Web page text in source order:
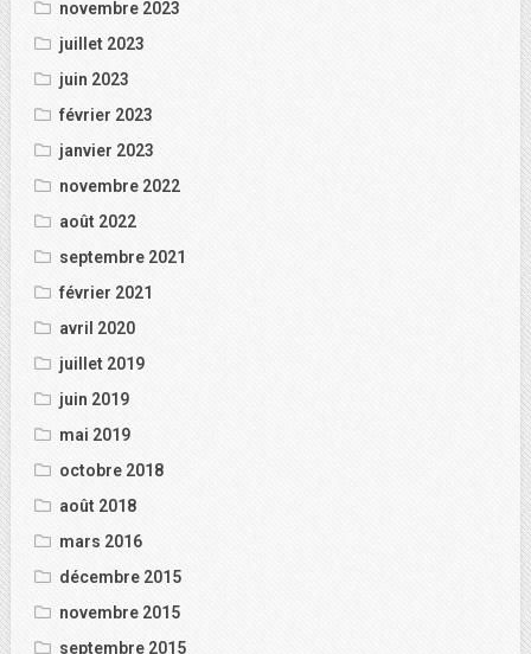
novembre 2023
juillet 2023
juin 2023
février 2023
janvier 2023
novembre 2022
août 2022
septembre 2021
février 2021
avril 2020
juillet 2019
juin 2019
mai 2019
octobre 2018
août 2018
mars 2016
décembre 2015
novembre 2015
septembre 2015